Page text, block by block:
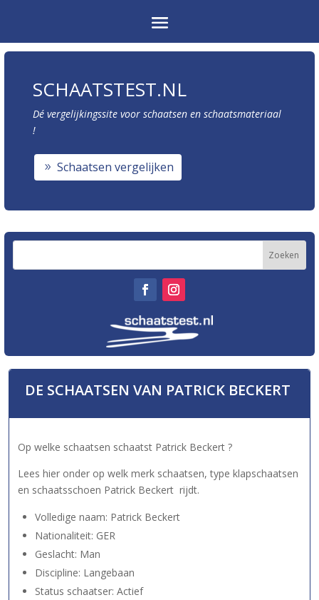
SCHAATSTEST.NL
Dé vergelijkingssite voor schaatsen en schaatsmateriaal
!
Schaatsen vergelijken
DE SCHAATSEN VAN PATRICK BECKERT
Op welke schaatsen schaatst Patrick Beckert ?
Lees hier onder op welk merk schaatsen, type klapschaatsen
en schaatsschoen Patrick Beckert rijdt.
Volledige naam: Patrick Beckert
Nationaliteit: GER
Geslacht: Man
Discipline: Langebaan
Status schaatser: Actief